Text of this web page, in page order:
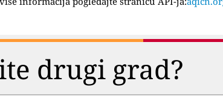
drugi grad?